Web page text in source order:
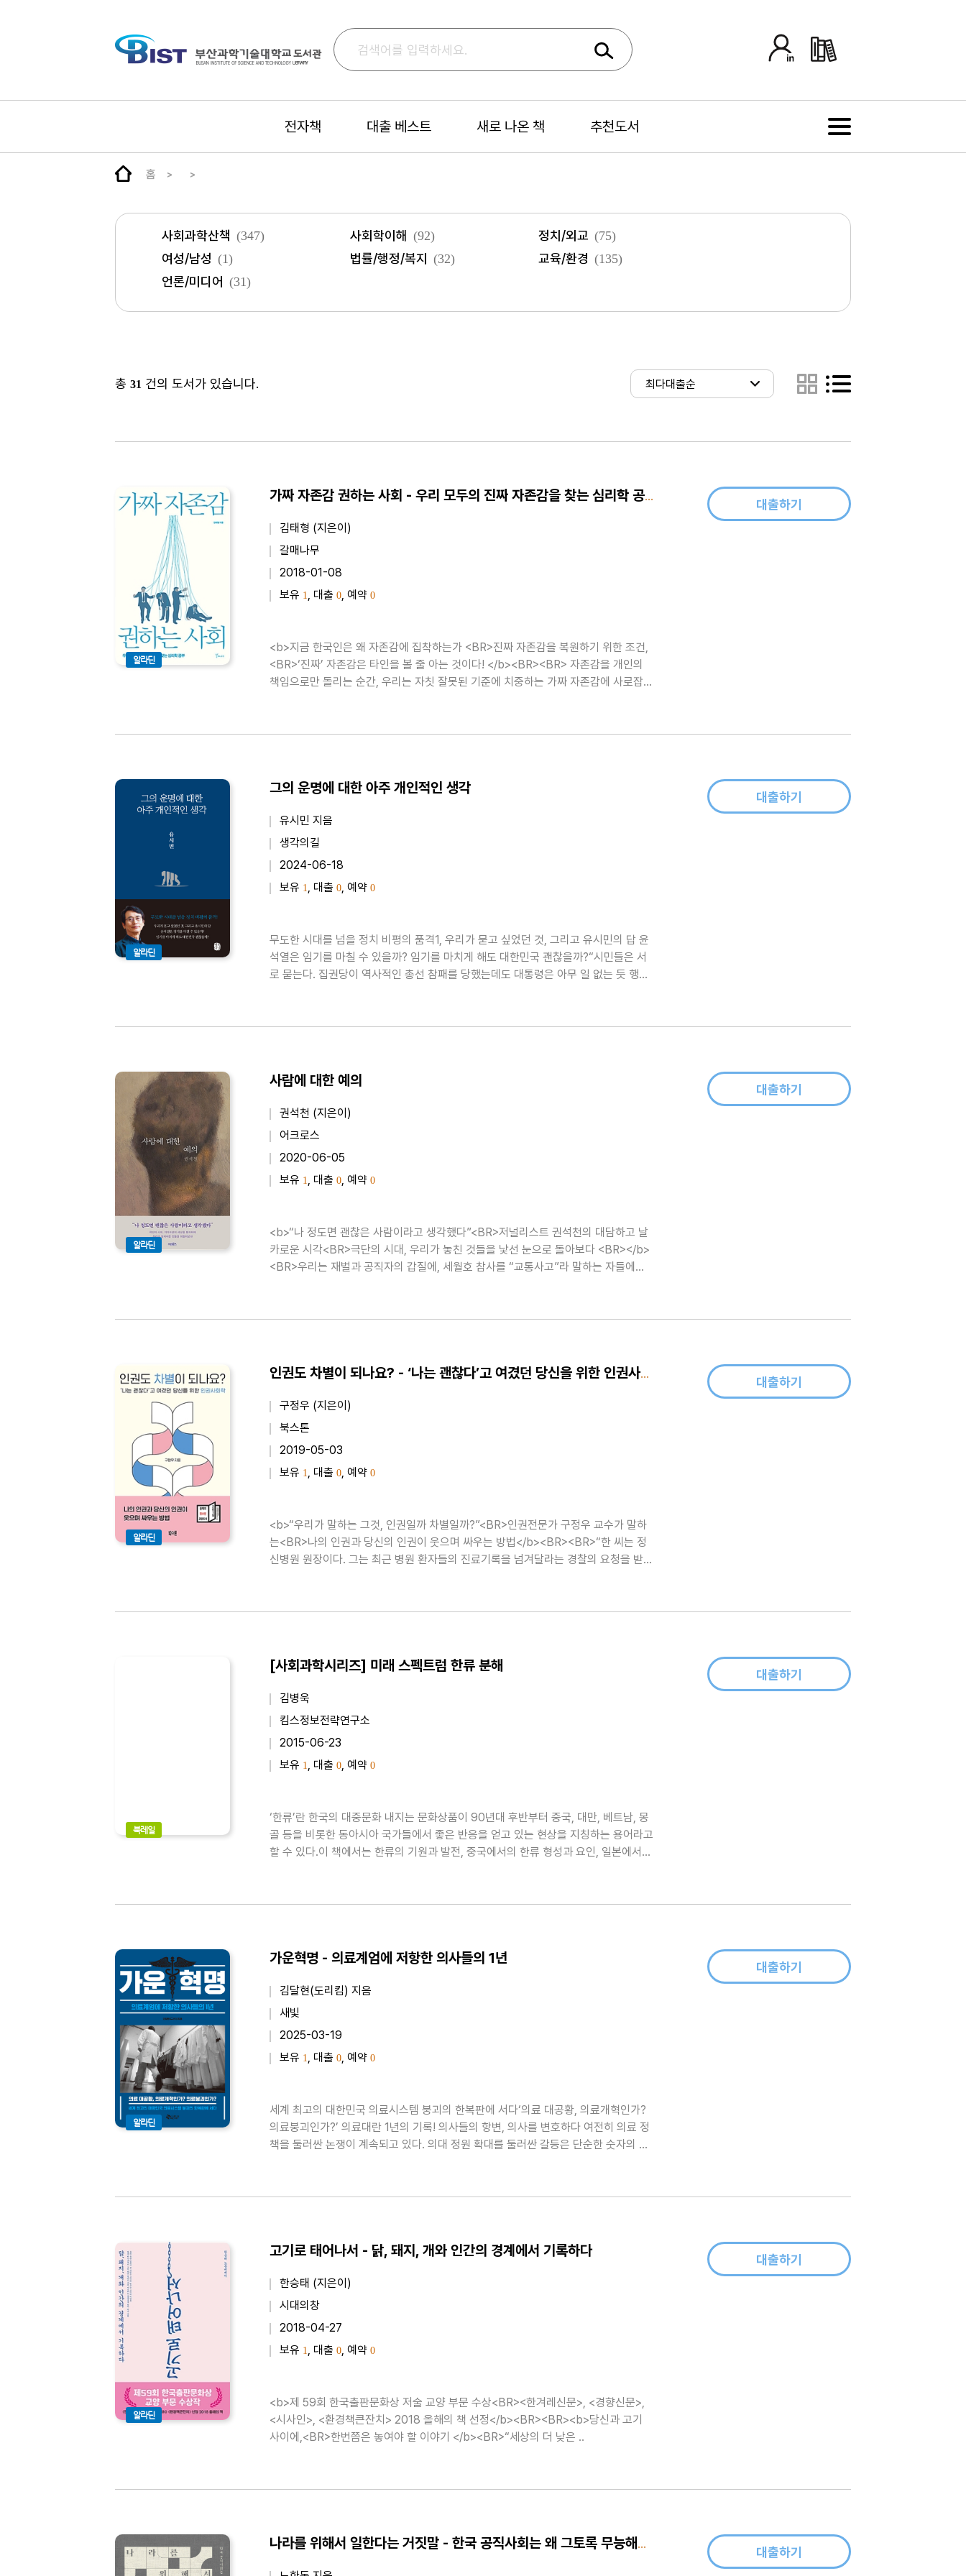
전자책 대출 베스트 새로 나온 책 추천도서
홈
사회과학산책 (347) 사회학이해 (92) 정치/외교 (75)
여성/남성 (1) 법률/행정/복지 (32) 교육/환경 (135)
언론/미디어 (31)
총 31 건의 도서가 있습니다.
알라딘
가짜 자존감 권하는 사회 - 우리 모두의 진짜 자존감을 찾는 심리학 공부
김태형 (지은이)
갈매나무
2018-01-08
보유 1, 대출 0, 예약 0
<b>지금 한국인은 왜 자존감에 집착하는가 <BR>진짜 자존감을 복원하기 위한 조건,
<BR>‘진짜’ 자존감은 타인을 볼 줄 아는 것이다! </b><BR><BR> 자존감을 개인의
책임으로만 돌리는 순간, 우리는 자칫 잘못된 기준에 치중하는 가짜 자존감에 사로잡힐
대출하기
알라딘
그의 운명에 대한 아주 개인적인 생각
유시민 지음
생각의길
2024-06-18
보유 1, 대출 0, 예약 0
무도한 시대를 넘을 정치 비평의 품격1, 우리가 묻고 싶었던 것, 그리고 유시민의 답 윤
석열은 임기를 마칠 수 있을까? 임기를 마치게 해도 대한민국 괜찮을까?“시민들은 서
로 묻는다. 집권당이 역사적인 총선 참패를 당했는데도 대통령은 아무 일 없는 듯 행동
대출하기
알라딘
사람에 대한 예의
권석천 (지은이)
어크로스
2020-06-05
보유 1, 대출 0, 예약 0
<b>“나 정도면 괜찮은 사람이라고 생각했다”<BR>저널리스트 권석천의 대담하고 날
카로운 시각<BR>극단의 시대, 우리가 놓친 것들을 낯선 눈으로 돌아보다 <BR></b>
<BR>우리는 재벌과 공직자의 갑질에, 세월호 참사를 “교통사고”라 말하는 자들에게
대출하기
알라딘
인권도 차별이 되나요? - ‘나는 괜찮다’고 여겼던 당신을 위한 인권사회학
구정우 (지은이)
북스톤
2019-05-03
보유 1, 대출 0, 예약 0
<b>“우리가 말하는 그것, 인권일까 차별일까?”<BR>인권전문가 구정우 교수가 말하
는<BR>나의 인권과 당신의 인권이 웃으며 싸우는 방법</b><BR><BR>“한 씨는 정
신병원 원장이다. 그는 최근 병원 환자들의 진료기록을 넘겨달라는 경찰의 요청을 받았
대출하기
북레일
[사회과학시리즈] 미래 스펙트럼 한류 분해
김병욱
킴스정보전략연구소
2015-06-23
보유 1, 대출 0, 예약 0
‘한류’란 한국의 대중문화 내지는 문화상품이 90년대 후반부터 중국, 대만, 베트남, 몽
골 등을 비롯한 동아시아 국가들에서 좋은 반응을 얻고 있는 현상을 지칭하는 용어라고
할 수 있다.이 책에서는 한류의 기원과 발전, 중국에서의 한류 형성과 요인, 일본에서의
대출하기
알라딘
가운혁명 - 의료계엄에 저항한 의사들의 1년
김달현(도리킴) 지음
새빛
2025-03-19
보유 1, 대출 0, 예약 0
세계 최고의 대한민국 의료시스템 붕괴의 한복판에 서다‘의료 대공황, 의료개혁인가?
의료붕괴인가?’ 의료대란 1년의 기록! 의사들의 항변, 의사를 변호하다 여전히 의료 정
책을 둘러싼 논쟁이 계속되고 있다. 의대 정원 확대를 둘러싼 갈등은 단순한 숫자의 문
대출하기
알라딘
고기로 태어나서 - 닭, 돼지, 개와 인간의 경계에서 기록하다
한승태 (지은이)
시대의창
2018-04-27
보유 1, 대출 0, 예약 0
<b>제 59회 한국출판문화상 저술 교양 부문 수상<BR><한겨레신문>, <경향신문>,
<시사인>, <환경책큰잔치> 2018 올해의 책 선정</b><BR><BR><b>당신과 고기
사이에,<BR>한번쯤은 놓여야 할 이야기 </b><BR>“세상의 더 낮은 ..
대출하기
나라를 위해서 일한다는 거짓말 - 한국 공직사회는 왜 그토록 무능해졌는가 대출하기